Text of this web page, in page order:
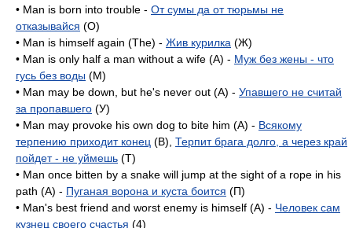
• Man is born into trouble - От сумы да от тюрьмы не
отказывайся (O)
• Man is himself again (The) - Жив курилка (Ж)
• Man is only half a man without a wife (A) - Муж без жены - что
гусь без воды (M)
• Man may be down, but he's never out (A) - Упавшего не считай
за пропавшего (У)
• Man may provoke his own dog to bite him (A) - Всякому
терпению приходит конец (B), Терпит брага долго, а через край
пойдет - не уймешь (T)
• Man once bitten by a snake will jump at the sight of a rope in his
path (А) - Пуганая ворона и куста боится (П)
• Man's best friend and worst enemy is himself (A) - Человек сам
кузнец своего счастья (4)